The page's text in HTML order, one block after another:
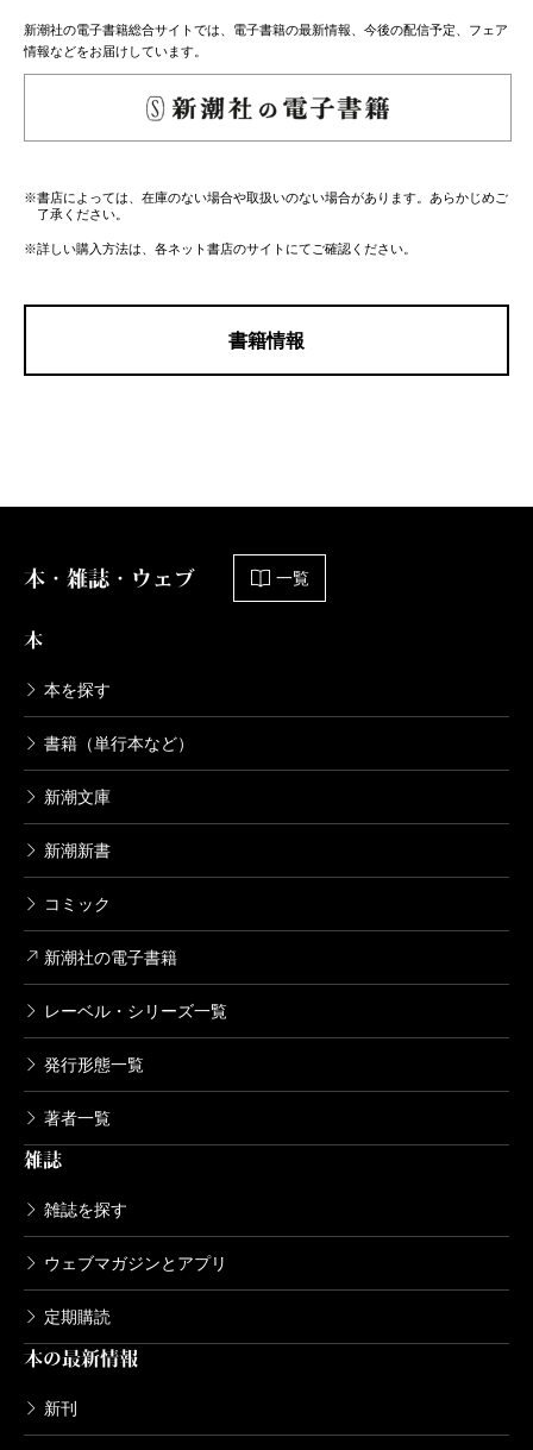
新潮社の電子書籍総合サイトでは、電子書籍の最新情報、今後の配信予定、フェア
情報などをお届けしています。
※書店によっては、在庫のない場合や取扱いのない場合があります。あらかじめご
了承ください。
※詳しい購入方法は、各ネット書店のサイトにてご確認ください。
書籍情報
本・雑誌・ウェブ 一覧
本
本を探す
書籍（単行本など）
新潮文庫
新潮新書
コミック
新潮社の電子書籍
レーベル・シリーズ一覧
発行形態一覧
著者一覧
雑誌
雑誌を探す
ウェブマガジンとアプリ
定期購読
本の最新情報
新刊